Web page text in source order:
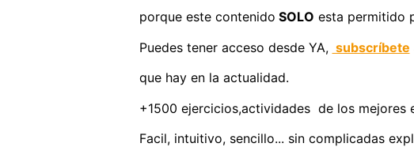
porque este contenido SOLO esta permitido
Puedes tener acceso desde YA, subscríbete
que hay en la actualidad.
+1500 ejercicios,actividades de los mejores
Facil, intuitivo, sencillo... sin complicadas